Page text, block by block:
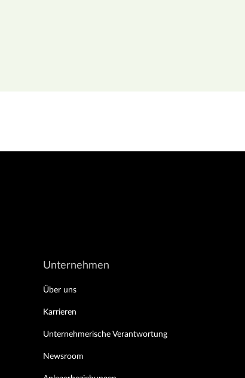
Unternehmen
Über uns
Karrieren
Unternehmerische Verantwortung
Newsroom